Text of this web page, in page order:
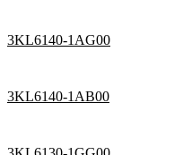
3KL6140-1AG00
3KL6140-1AB00